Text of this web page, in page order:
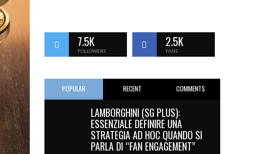
7.5K
FOLLOWERS
2.5K
FANS
POPULAR RECENT COMMENTS
LAMBORGHINI (SG PLUS):
ESSENZIALE DEFINIRE UNA
STRATEGIA AD HOC QUANDO SI
PARLA DI “FAN ENGAGEMENT”